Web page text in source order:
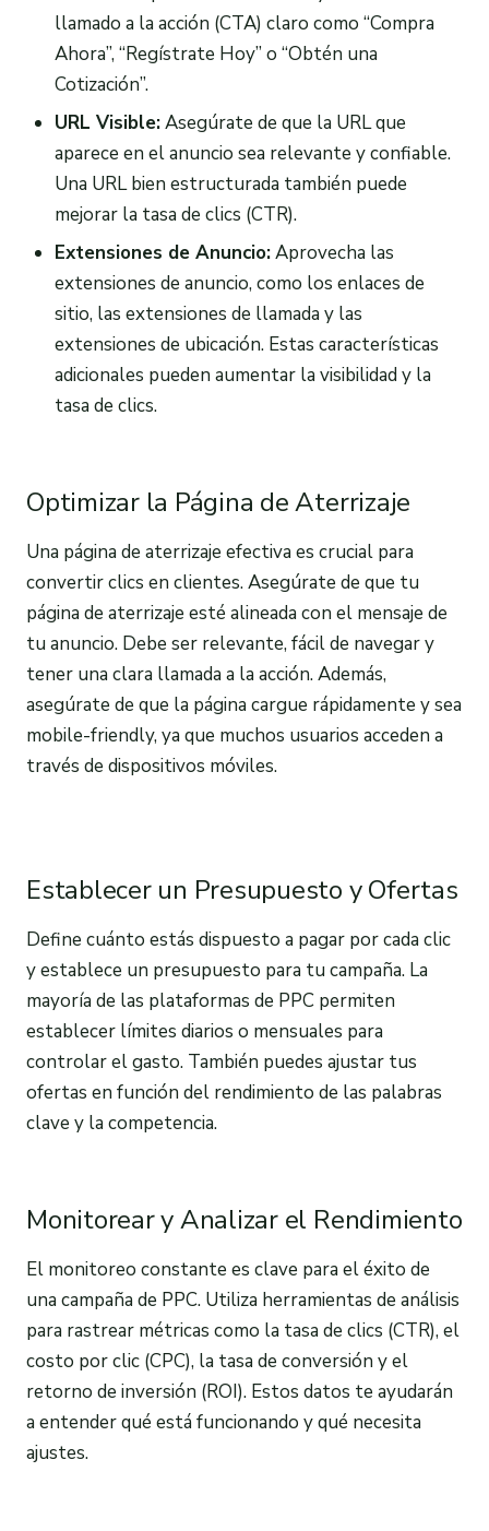
llamado a la acción (CTA) claro como “Compra
Ahora”, “Regístrate Hoy” o “Obtén una
Cotización”.
URL Visible:Asegúrate de que la URL que
aparece en el anuncio sea relevante y confiable.
Una URL bien estructurada también puede
mejorar la tasa de clics (CTR).
Extensiones de Anuncio:Aprovecha las
extensiones de anuncio, como los enlaces de
sitio, las extensiones de llamada y las
extensiones de ubicación. Estas características
adicionales pueden aumentar la visibilidad y la
tasa de clics.
Optimizar la Página de Aterrizaje
Una página de aterrizaje efectiva es crucial para
convertir clics en clientes. Asegúrate de que tu
página de aterrizaje esté alineada con el mensaje de
tu anuncio. Debe ser relevante, fácil de navegar y
tener una clara llamada a la acción. Además,
asegúrate de que la página cargue rápidamente y sea
mobile-friendly, ya que muchos usuarios acceden a
través de dispositivos móviles.
Establecer un Presupuesto y Ofertas
Define cuánto estás dispuesto a pagar por cada clic
y establece un presupuesto para tu campaña. La
mayoría de las plataformas de PPC permiten
establecer límites diarios o mensuales para
controlar el gasto. También puedes ajustar tus
ofertas en función del rendimiento de las palabras
clave y la competencia.
Monitorear y Analizar el Rendimiento
El monitoreo constante es clave para el éxito de
una campaña de PPC. Utiliza herramientas de análisis
para rastrear métricas como la tasa de clics (CTR), el
costo por clic (CPC), la tasa de conversión y el
retorno de inversión (ROI). Estos datos te ayudarán
a entender qué está funcionando y qué necesita
ajustes.